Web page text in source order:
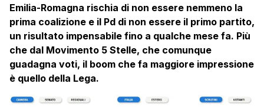
Emilia-Romagna rischia di non essere nemmeno la
prima coalizione e il Pd di non essere il primo partito,
un risultato impensabile fino a qualche mese fa. Più
che dal Movimento 5 Stelle, che comunque
guadagna voti, il boom che fa maggiore impressione
è quello della Lega.